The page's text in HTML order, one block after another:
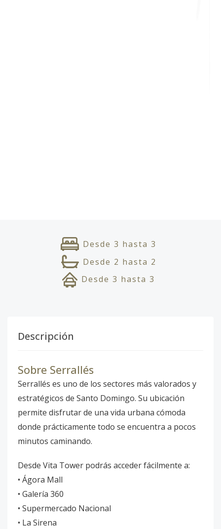
Desde 3 hasta 3
Desde 2 hasta 2
Desde 3 hasta 3
Descripción
Sobre Serrallés
Serrallés es uno de los sectores más valorados y
estratégicos de Santo Domingo. Su ubicación
permite disfrutar de una vida urbana cómoda
donde prácticamente todo se encuentra a pocos
minutos caminando.
Desde Vita Tower podrás acceder fácilmente a:
• Ágora Mall
• Galería 360
• Supermercado Nacional
• La Sirena